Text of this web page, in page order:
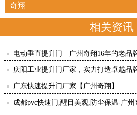
奇翔
相关资讯
电动垂直提升门—广州奇翔16年的老品
庆阳工业提升门厂家，实力打造卓越品
翔】
广东快速提升门厂家【广州奇翔】
成都pvc快速门,醒目美观,防尘保温-广州